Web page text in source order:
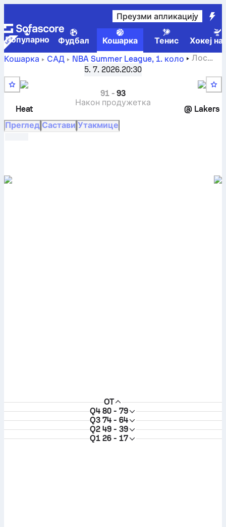
Преузми апликацију
Популарно Фудбал Кошарка Тенис
Хокеј
Кошарка
САД NBA Summer League, 1. коло
Лос
Анђелес Лејкерс против Мајами Хит резултати уживо,
директни сусрети, распоред, прогнозе и статистика
5. 7. 2026.20:30
Heat
91-93
Након продужетка
@ Lakers
Преглед Састави Утакмице
OT
Q4 80 - 79
Q3 74 - 64
Q2 49 - 39
Q1 26 - 17